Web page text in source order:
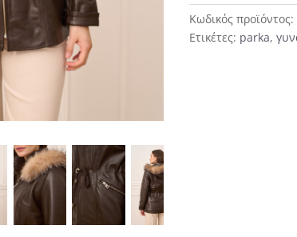
κουκούλα
ποσότητα
Κωδικός προϊόντος:
Ετικέτες: parka,